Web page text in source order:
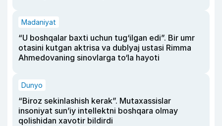
Madaniyat
“U boshqalar baxti uchun tug‘ilgan edi”. Bir umr
otasini kutgan aktrisa va dublyaj ustasi Rimma
Ahmedovaning sinovlarga to‘la hayoti
Dunyo
“Biroz sekinlashish kerak”. Mutaxassislar
insoniyat sun’iy intellektni boshqara olmay
qolishidan xavotir bildirdi